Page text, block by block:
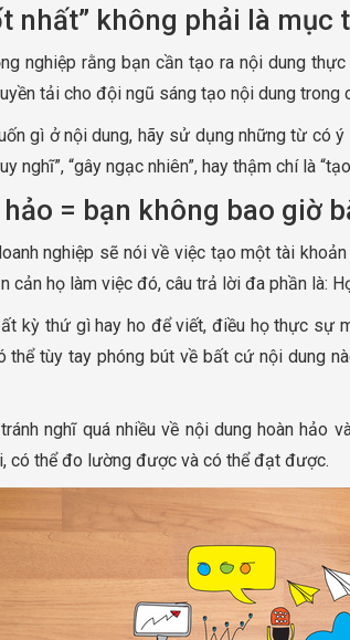
nhất” không phải là mục
nghiệp rằng bạn cần tạo ra nội dung
tải cho đội ngũ sáng tạo nội dung
gì ở nội dung, hãy sử dụng những từ có ý
nghĩ”, “gây ngạc nhiên”, hay thậm chí là
= bạn không bao giờ
nghiệp sẽ nói về việc tạo một tài
cản họ làm việc đó, câu trả lời đa phần là:
kỳ thứ gì hay ho để viết, điều họ thực
thể tùy tay phóng bút về bất cứ nội dung
nghĩ quá nhiều về nội dung hoàn hảo
có thể đo lường được và có thể đạt được.